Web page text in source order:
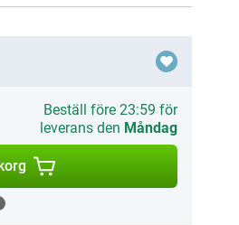
Beställ före 23:59 för
leverans den Måndag